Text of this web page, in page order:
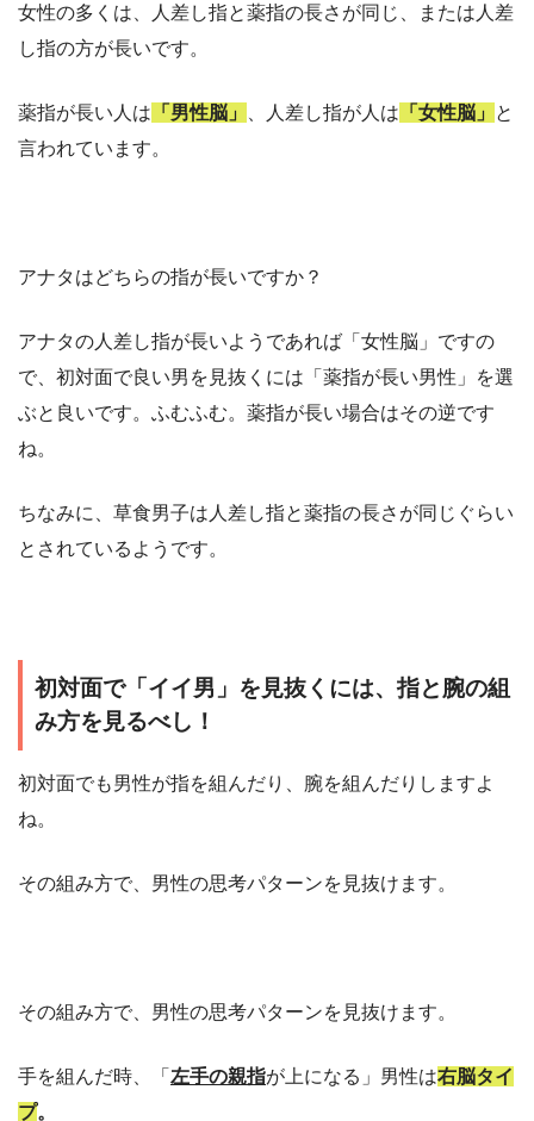
女性の多くは、人差し指と薬指の長さが同じ、または人差
し指の方が長いです。
薬指が長い人は 「男性脳」 、人差し指が人は 「女性脳」
と
言われています。
アナタはどちらの指が長いですか？
アナタの人差し指が長いようであれば「女性脳」ですの
で、初対面で良い男を見抜くには「薬指が長い男性」を選
ぶと良いです。ふむふむ。薬指が長い場合はその逆です
ね。
ちなみに、草食男子は人差し指と薬指の長さが同じぐらい
とされているようです。
初対面で「イイ男」を見抜くには、指と腕の組
み方を見るべし！
初対面でも男性が指を組んだり、腕を組んだりしますよ
ね。
その組み方で、男性の思考パターンを見抜けます。
その組み方で、男性の思考パターンを見抜けます。
手を組んだ時、「 左手の親指が上になる」男性は右脳タイ
プ。